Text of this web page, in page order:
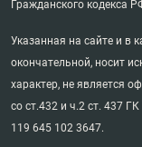
Гражданского кодекса
Указанная на сайте и в
окончательной, носит
характер, не является
со ст.432 и ч.2 ст. 437
119 645 102 3647.